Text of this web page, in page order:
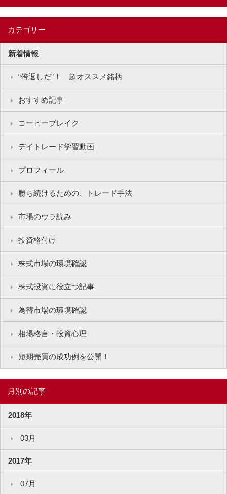
カテゴリー
新着情報
“倍返しだ”！ 超オススメ銘柄
おすすめ記事
コーヒーブレイク
デイトレード学習動画
プロフィール
勝ち続けるための、トレード手法
市場のウラ読み
投資格付け
株式市場の環境確認
株式投資に役立つ記事
為替市場の環境確認
相場格言・投資心理
短期売買の成功例を公開！
月別の記事
2018年
03月
2017年
07月